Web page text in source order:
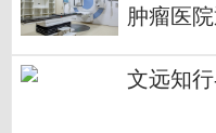
肿瘤医
文远知